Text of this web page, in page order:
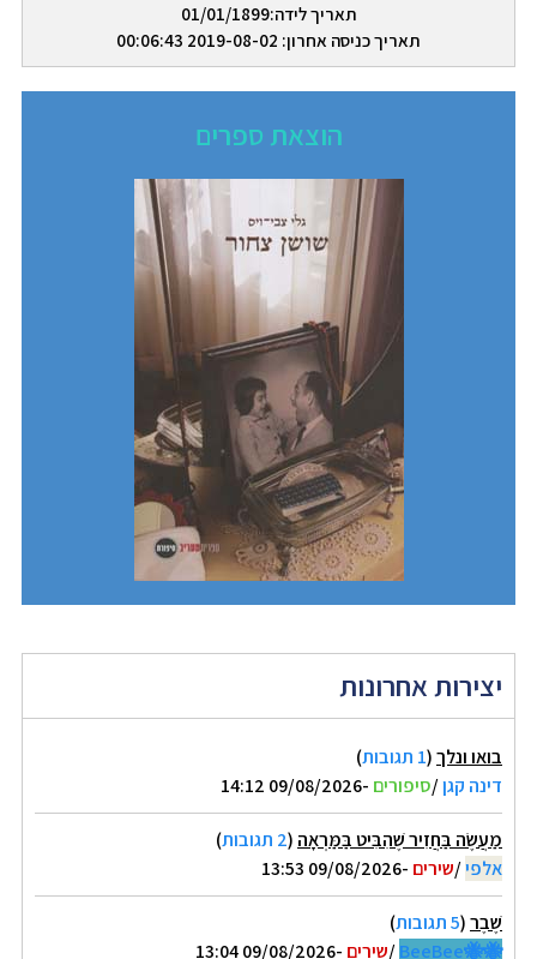
תאריך לידה:01/01/1899
תאריך כניסה אחרון: 2019-08-02 00:06:43
הוצאת ספרים
יצירות אחרונות
בואו ונלך(1 תגובות
)
דינה קגן/סיפורים -09/08/2026 14:12
מַעֲשֶׂה בַּחֲזִיר שֶׁהִבִּיט בַּמַּרְאָה (2 תגובות
)
אלפי/שירים -09/08/2026 13:53
שֶׁבֶר(5 תגובות
)
🐝🐝BeeBee
/שירים -09/08/2026 13:04